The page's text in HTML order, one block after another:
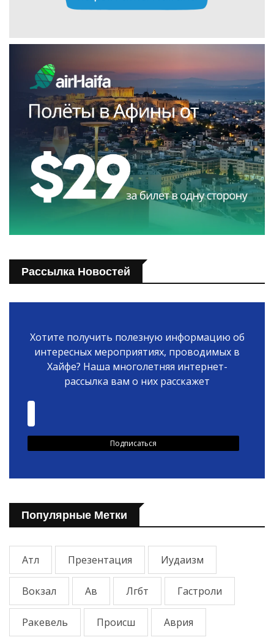
Рассылка Новостей
Хотите получить полезную информацию об
интересных мероприятиях, проводимых в
Хайфе? Наша многолетняя интернет-
рассылка вам о них расскажет
Популярные Метки
Атл Презентация Иудаизм
Вокзал Ав Лгбт Гастроли
Ракевель Происш Аврия